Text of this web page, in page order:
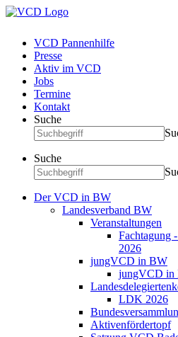
VCD Pannenhilfe
Presse
Aktiv im VCD
Jobs
Termine
Kontakt
Suche
Suche
Der VCD in BW
Landesverband BW
Veranstaltungen
Fachtagung
2026
jungVCD in BW
jungVCD in
LDK 2026
Aktivenfördertopf